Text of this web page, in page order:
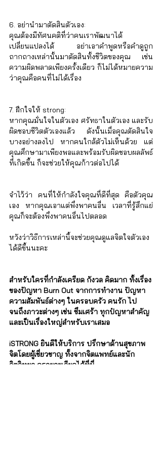
6. อย่านำมาตัดสินตัวเอง:
คุณต้องมีทัศนคติที่ว่าคนเราพัฒนาได้
เปลี่ยนแปลงได้ อย่าเอาคำพูดหรือคำดูถูก
ถากถางเหล่านั้นมาตัดสินทั้งชีวิตของคุณ เช่น
ความผิดพลาดเพียงครั้งเดียว ก็ไม่ได้หมายความ
ว่าคุณคือคนที่ไม่ได้เรื่อง
7. ฝึกใจให้ strong:
หากคุณมั่นใจในตัวเอง ศรัทธาในตัวเอง และรับ
ผิดชอบชีวิตตัวเองแล้ว ดังนั้นเมื่อคุณตัดสินใจ
บางอย่างลงไป หากคนใกล้ตัวไม่เห็นด้วย แต่
คุณศึกษามาเพียงพอและพร้อมรับผิดชอบผลลัพธ์
ที่เกิดขึ้น ก็จะช่วยให้คุณก้าวต่อไปได้
จำไว้ว่า คนที่ให้กำลังใจคุณที่ดีที่สุด คือตัวคุณ
เอง หากคุณเอาแต่พึ่งพาคนอื่น เวลาที่รู้สึกแย่
คุณก็จะต้องพึ่งพาคนอื่นไปตลอด
หวังว่าวิธีการเหล่านี้จะช่วยคุณดูแลจิตใจตัวเอง
ได้ดีขึ้นนะคะ
สำหรับใครที่กำลังเครียด กังวล คิดมาก ทั้งเรื่อง
ของปัญหา Burn Out จากการทำงาน ปัญหา
ความสัมพันธ์ต่างๆ ในครอบครัว คนรัก ไป
จนถึงภาวะต่างๆ เช่น ซึมเศร้า ทุกปํญหาสำคัญ
และเป็นเรื่องใหญ่สำหรับเราเสมอ
iSTRONG ยินดีให้บริการ ปรึกษาด้านสุขภาพ
จิตโดยผู้เชี่ยวชาญ ทั้งจากจิตแพทย์และนัก
จิตวิทยา ดูรายละเอียดได้ที่นี่